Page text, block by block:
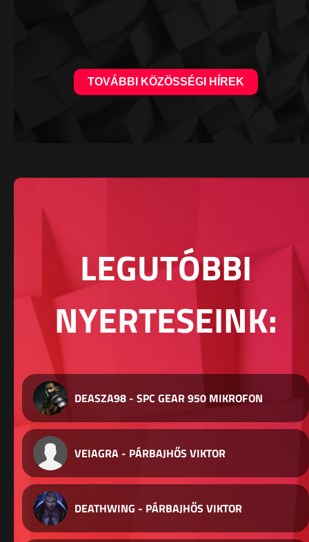
TOVÁBBI KÖZÖSSÉGI HÍREK
LEGUTÓBBI
NYERTESEINK:
DEASZA98 - SPC GEAR 950 MIKROFON
VEIAGRA - PÁRBAJHŐS VIKTOR
DEATHWING - PÁRBAJHŐS VIKTOR